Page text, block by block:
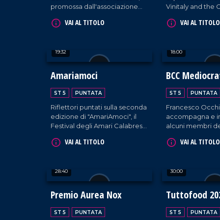
promossa dall'associazione
eccellenze del panorama
VAI AL TITOLO
Vinitaly and the
del Mediterraneo
VAI AL TITOLO
19:32
Amariamoci
ST 5 PUNTATA
Riflettori puntati sulla seconda
edizione di "AmariAmoci", il
Festival degli Amari Calabresi
VAI AL TITOLO
18:00
BCC
Speciale
ST 5 PUNTATA
Francesco
accompagna e
alcuni membri
rappresentanti
udienza da Papa
nel cuore del
VAI AL TITOLO
28:40
Premio Aurea Nox
ST 5 PUNTATA
30:00
Tuttofood
ST 5 PUNTATA